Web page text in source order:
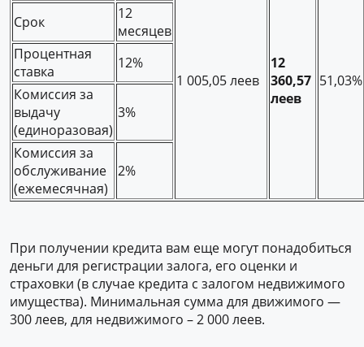
1 005,05 леев
12
360,57
леев
51,03%
Срок
12
месяцев
Процентная
ставка
12%
Комиссия за
выдачу
(единоразовая)
3%
Комиссия за
обслуживание
(ежемесячная)
2%
При получении кредита вам еще могут понадобиться
деньги для регистрации залога, его оценки и
страховки (в случае кредита с залогом недвижимого
имущества). Минимальная сумма для движимого —
300 леев, для недвижимого – 2 000 леев.